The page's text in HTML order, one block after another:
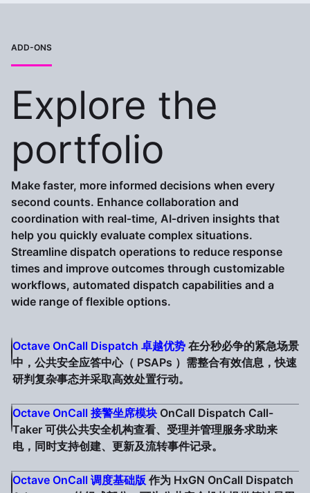
ADD-ONS
Explore the
portfolio
Make faster, more informed decisions when every
second counts. Enhance collaboration and
coordination with real‑time, AI‑driven insights that
help you quickly evaluate complex situations.
Streamline dispatch operations to reduce response
times and improve outcomes through customizable
workflows, automated dispatch capabilities and a
wide range of flexible options.
Octave OnCall Dispatch 卓越优势 在分秒必争的紧急场景
中，公共安全应答中心（ PSAPs ）需整合有效信息，快速
研判复杂事态并采取高效处置行动。
Octave OnCall 接警坐席模块 OnCall Dispatch Call-
Taker 可供公共安全机构查看、受理并管理服务求助来
电，同时支持创建、更新及流转事件记录。
Octave OnCall 调度基础版 作为 HxGN OnCall Dispatch